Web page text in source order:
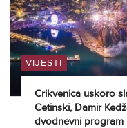
VIJESTI
Crikvenica uskoro
Cetinski, Damir
dvodnevni program